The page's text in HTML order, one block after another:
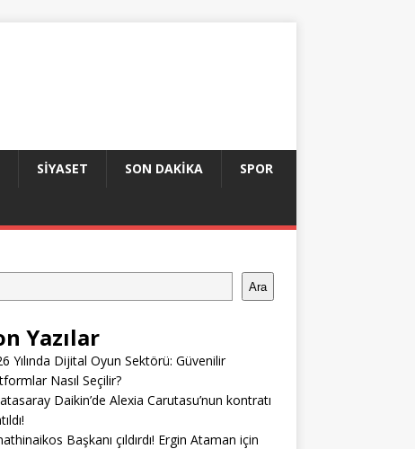
SIYASET SON DAKIKA SPOR
Ara
Yazılar
Yılında Dijital Oyun Sektörü: Güvenilir
Nasıl Seçilir?
Daikin’de Alexia Carutasu’nun kontratı
Başkanı çıldırdı! Ergin Ataman için